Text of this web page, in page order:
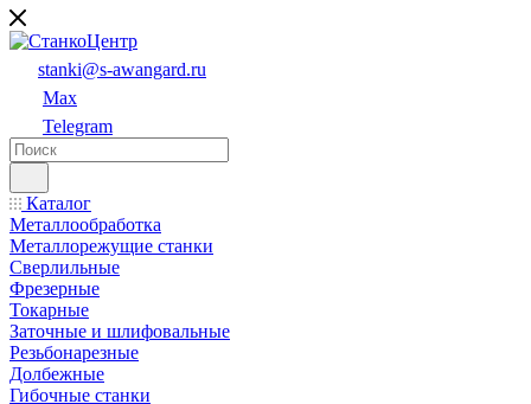
stanki@s-awangard.ru
Max
Telegram
Каталог
Металлообработка
Металлорежущие станки
Сверлильные
Фрезерные
Токарные
Заточные и шлифовальные
Резьбонарезные
Долбежные
Гибочные станки